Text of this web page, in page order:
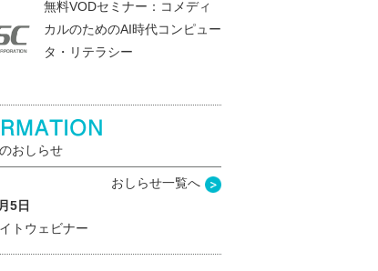
無料VODセミナー：コメディ
カルのためのAI時代コンピュー
タ・リテラシー
おしらせ
おしらせ一覧へ
5日
トウェビナー